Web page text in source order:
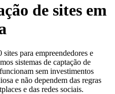
de sites em
para empreendedores e
sistemas de captação de
sem investimentos
e não dependem das regras
e das redes sociais.